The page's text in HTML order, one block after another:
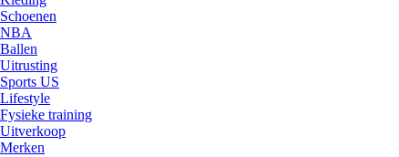
Schoenen
NBA
Ballen
Uitrusting
Sports US
Lifestyle
Fysieke training
Uitverkoop
Merken